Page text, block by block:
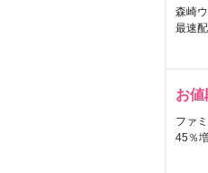
森崎
最速
お
ファ
45％